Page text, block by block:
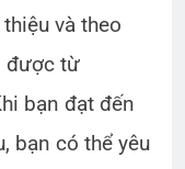
và theo
được từ
bạn đạt đến
bạn có thể yêu